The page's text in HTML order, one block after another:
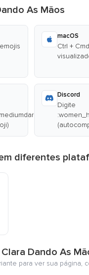
As Mãos
macOS
Ctrl +
Discord
Digite
diferentes
Dando As
para ver sua página,